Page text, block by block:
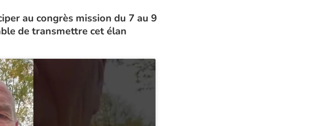
au congrès mission du 7 au 9
de transmettre cet élan